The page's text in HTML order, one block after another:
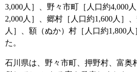
3,000人］、野々市町［人口約4,000
2,000人］、郷村［人口約1,600人］
人］、額（ぬか）村［人口約1,800
た。
石川県は、野々市町、押野村、富奥